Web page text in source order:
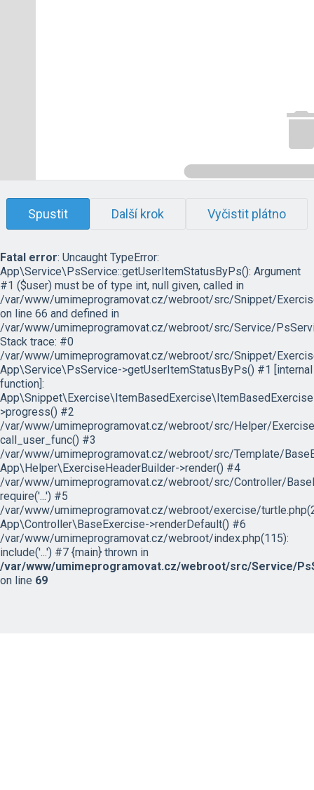
Spustit Další krok Vyčistit plátno
Fatal error: Uncaught TypeError:
App\Service\PsService::getUserItemStatusByPs(): Argument
#1 ($user) must be of type int, null given, called in
/var/www/umimeprogramovat.cz/webroot/src/Snippet/
on line 66 and defined in
/var/www/umimeprogramovat.cz/webroot/src/Service/
Stack trace: #0
/var/www/umimeprogramovat.cz/webroot/src/Snippet/
App\Service\PsService->getUserItemStatusByPs() #1 [internal
function]:
>progress() #2
/var/www/umimeprogramovat.cz/webroot/src/Helper/
call_user_func() #3
/var/www/umimeprogramovat.cz/webroot/src/Template/
App\Helper\ExerciseHeaderBuilder->render() #4
/var/www/umimeprogramovat.cz/webroot/src/Controller/
require('...') #5
/var/www/umimeprogramovat.cz/webroot/exercise/
App\Controller\BaseExercise->renderDefault() #6
/var/www/umimeprogramovat.cz/webroot/index.php(115):
include('...') #7 {main} thrown in
/var/www/umimeprogramovat.cz/webroot/src/Service/
on line 69